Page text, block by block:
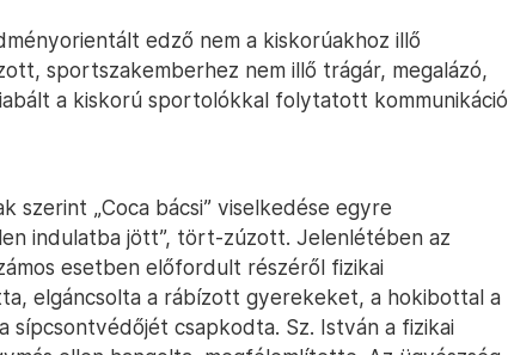
edző nem a kiskorúakhoz illő
sportszakemberhez nem illő trágár, megalázó,
a kiskorú sportolókkal folytatott kommunikáció
szerint „Coca bácsi” viselkedése egyre
indulatba jött”, tört-zúzott. Jelenlétében az
esetben előfordult részéről fizikai
elgáncsolta a rábízott gyerekeket, a hokibottal a
sípcsontvédőjét csapkodta. Sz. István a fizikai